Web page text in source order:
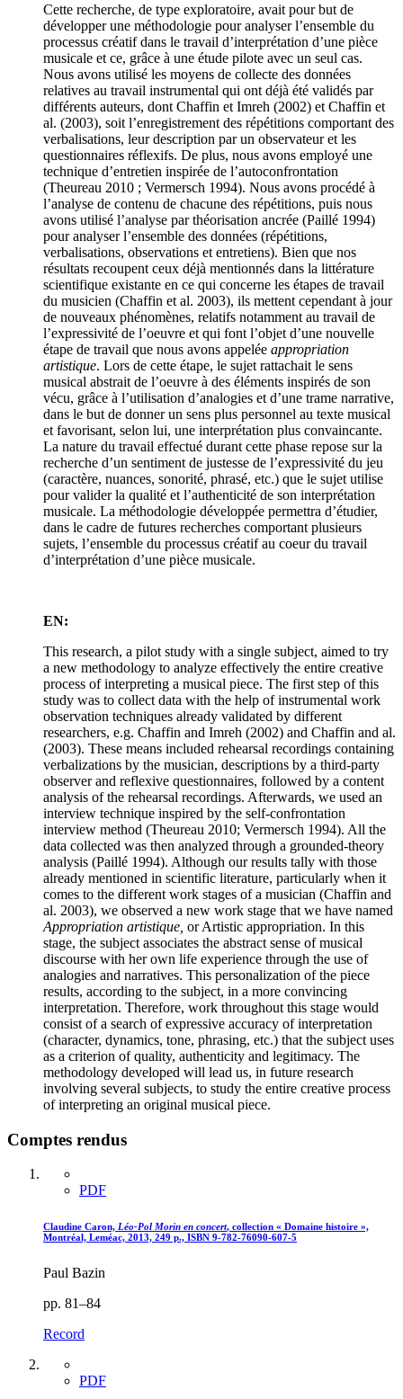
Cette recherche, de type exploratoire, avait pour but de
développer une méthodologie pour analyser l’ensemble du
processus créatif dans le travail d’interprétation d’une pièce
musicale et ce, grâce à une étude pilote avec un seul cas.
Nous avons utilisé les moyens de collecte des données
relatives au travail instrumental qui ont déjà été validés par
différents auteurs, dont Chaffin et Imreh (2002) et Chaffin et
al. (2003), soit l’enregistrement des répétitions comportant des
verbalisations, leur description par un observateur et les
questionnaires réflexifs. De plus, nous avons employé une
technique d’entretien inspirée de l’autoconfrontation
(Theureau 2010 ; Vermersch 1994). Nous avons procédé à
l’analyse de contenu de chacune des répétitions, puis nous
avons utilisé l’analyse par théorisation ancrée (Paillé 1994)
pour analyser l’ensemble des données (répétitions,
verbalisations, observations et entretiens). Bien que nos
résultats recoupent ceux déjà mentionnés dans la littérature
scientifique existante en ce qui concerne les étapes de travail
du musicien (Chaffin et al. 2003), ils mettent cependant à jour
de nouveaux phénomènes, relatifs notamment au travail de
l’expressivité de l’oeuvre et qui font l’objet d’une nouvelle
étape de travail que nous avons appelée appropriation
artistique. Lors de cette étape, le sujet rattachait le sens
musical abstrait de l’oeuvre à des éléments inspirés de son
vécu, grâce à l’utilisation d’analogies et d’une trame narrative,
dans le but de donner un sens plus personnel au texte musical
et favorisant, selon lui, une interprétation plus convaincante.
La nature du travail effectué durant cette phase repose sur la
recherche d’un sentiment de justesse de l’expressivité du jeu
(caractère, nuances, sonorité, phrasé, etc.) que le sujet utilise
pour valider la qualité et l’authenticité de son interprétation
musicale. La méthodologie développée permettra d’étudier,
dans le cadre de futures recherches comportant plusieurs
sujets, l’ensemble du processus créatif au coeur du travail
d’interprétation d’une pièce musicale.
EN:
This research, a pilot study with a single subject, aimed to try
a new methodology to analyze effectively the entire creative
process of interpreting a musical piece. The first step of this
study was to collect data with the help of instrumental work
observation techniques already validated by different
researchers, e.g. Chaffin and Imreh (2002) and Chaffin and al.
(2003). These means included rehearsal recordings containing
verbalizations by the musician, descriptions by a third-party
observer and reflexive questionnaires, followed by a content
analysis of the rehearsal recordings. Afterwards, we used an
interview technique inspired by the self-confrontation
interview method (Theureau 2010; Vermersch 1994). All the
data collected was then analyzed through a grounded-theory
analysis (Paillé 1994). Although our results tally with those
already mentioned in scientific literature, particularly when it
comes to the different work stages of a musician (Chaffin and
al. 2003), we observed a new work stage that we have named
Appropriation artistique, or Artistic appropriation. In this
stage, the subject associates the abstract sense of musical
discourse with her own life experience through the use of
analogies and narratives. This personalization of the piece
results, according to the subject, in a more convincing
interpretation. Therefore, work throughout this stage would
consist of a search of expressive accuracy of interpretation
(character, dynamics, tone, phrasing, etc.) that the subject uses
as a criterion of quality, authenticity and legitimacy. The
methodology developed will lead us, in future research
involving several subjects, to study the entire creative process
of interpreting an original musical piece.
Comptes rendus
PDF
Claudine Caron, Léo-Pol Morin en concert, collection « Domaine histoire »,
Montréal, Leméac, 2013, 249 p., ISBN 9-782-76090-607-5
Paul Bazin
pp. 81–84
Record
PDF